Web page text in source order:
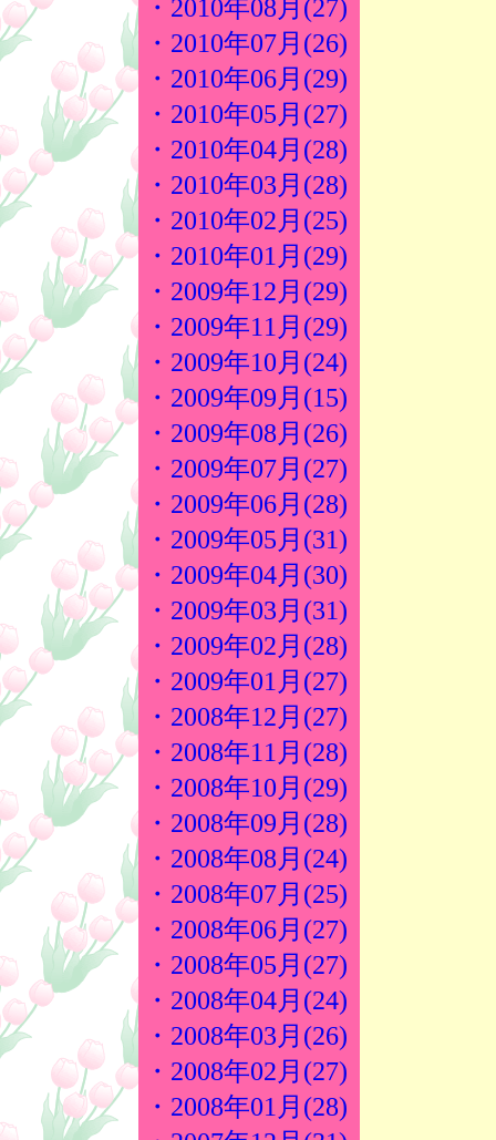
・2010年08月(27)
・2010年07月(26)
・2010年06月(29)
・2010年05月(27)
・2010年04月(28)
・2010年03月(28)
・2010年02月(25)
・2010年01月(29)
・2009年12月(29)
・2009年11月(29)
・2009年10月(24)
・2009年09月(15)
・2009年08月(26)
・2009年07月(27)
・2009年06月(28)
・2009年05月(31)
・2009年04月(30)
・2009年03月(31)
・2009年02月(28)
・2009年01月(27)
・2008年12月(27)
・2008年11月(28)
・2008年10月(29)
・2008年09月(28)
・2008年08月(24)
・2008年07月(25)
・2008年06月(27)
・2008年05月(27)
・2008年04月(24)
・2008年03月(26)
・2008年02月(27)
・2008年01月(28)